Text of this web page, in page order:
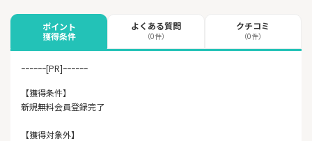
ポイント
獲得条件
よくある質問
（0件）
クチコミ
（0件）
ｰｰｰｰｰｰ[PR]ｰｰｰｰｰｰ
【獲得条件】
新規無料会員登録完了
【獲得対象外】